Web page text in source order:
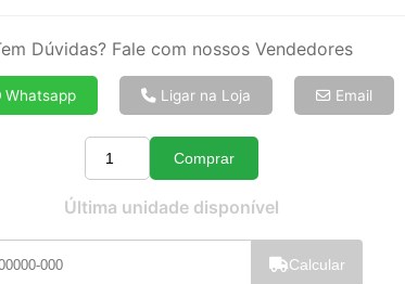
8x de R$ 11,62
10x de R$ 9,49
12x de R$ 8,11
Dúvidas? Fale com nossos Vendedores
Whatsapp Ligar na Loja Email
Quantidade
Comprar
Última unidade disponível
Calcular